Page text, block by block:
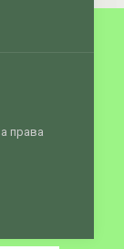
права